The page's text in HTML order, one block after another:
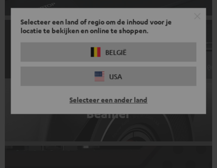
Selecteer een land of regio om de inhoud voor je
locatie te bekijken en online te shoppen.
BELGIË
USA
Selecteer een ander land
Blu-ray player
Beamer